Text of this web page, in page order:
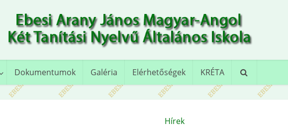
Dokumentumok Galéria Elérhetőségek KRÉTA
Hírek